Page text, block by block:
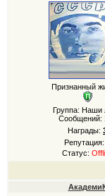
Признанный
Группа: Наши
Сообщений:
Награды:
Репутация:
Статус: